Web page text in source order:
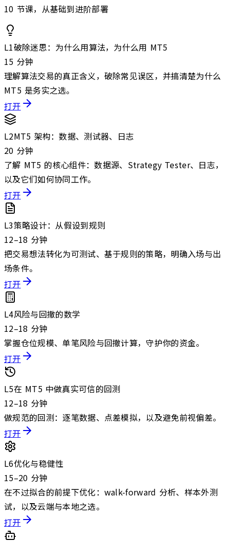
10 节课，从基础到进阶部署
L1破除迷思：为什么用算法，为什么用 MT5
15 分钟
理解算法交易的真正含义，破除常见误区，并搞清楚为什么
MT5 是务实之选。
打开
L2MT5 架构：数据、测试器、日志
20 分钟
了解 MT5 的核心组件：数据源、Strategy Tester、日志，
以及它们如何协同工作。
打开
L3策略设计：从假设到规则
12–18 分钟
把交易想法转化为可测试、基于规则的策略，明确入场与出
场条件。
打开
L4风险与回撤的数学
12–18 分钟
掌握仓位规模、单笔风险与回撤计算，守护你的资金。
打开
L5在 MT5 中做真实可信的回测
12–18 分钟
做规范的回测：逐笔数据、点差模拟，以及避免前视偏差。
打开
L6优化与稳健性
15–20 分钟
在不过拟合的前提下优化：walk-forward 分析、样本外测
试，以及云端与本地之选。
打开